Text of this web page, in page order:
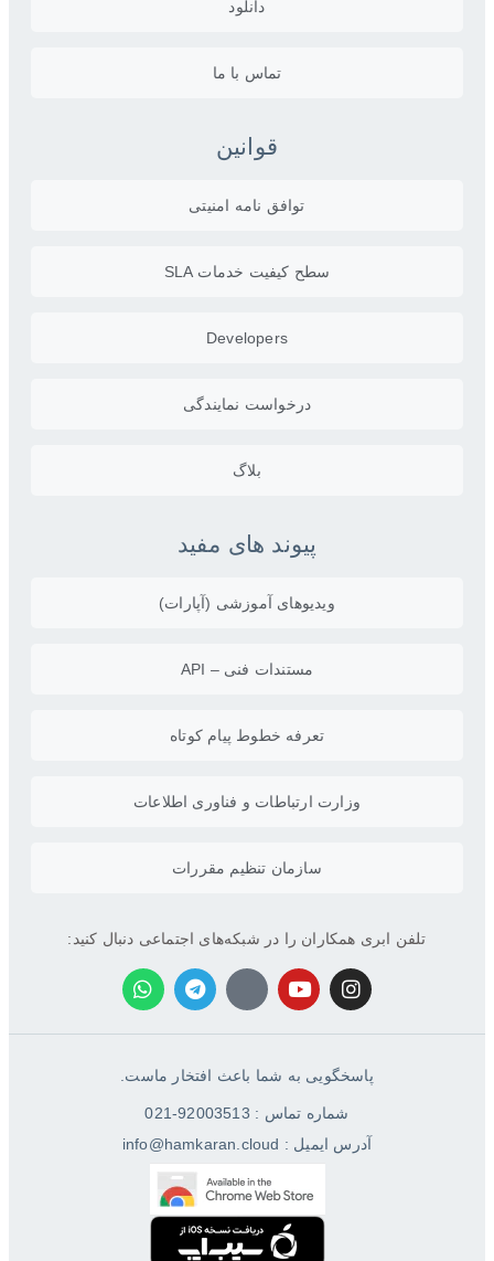
دانلود
تماس با ما
قوانین
توافق نامه امنیتی
سطح کیفیت خدمات SLA
Developers
درخواست نمایندگی
بلاگ
پیوند های مفید
ویدیو‌های آموزشی (آپارات)
مستندات فنی – API
تعرفه خطوط پیام کوتاه
وزارت ارتباطات و فناوری اطلاعات
سازمان تنظیم مقررات
تلفن ابری همکاران را در شبکه‌های اجتماعی دنبال کنید:
پاسخگویی به شما باعث افتخار ماست.
شماره تماس : 92003513-021
آدرس ایمیل : info@hamkaran.cloud